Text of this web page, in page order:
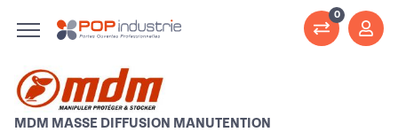
0
MDM MASSE DIFFUSION MANUTENTION